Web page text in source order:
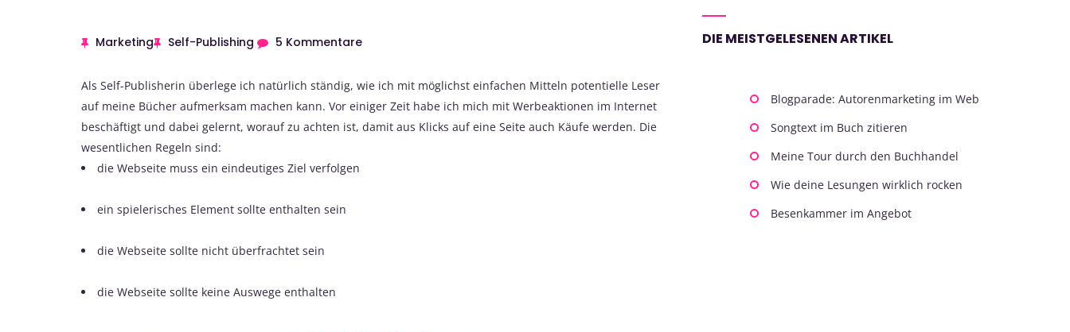
Marketing Self-Publishing 5 Kommentare
Als Self-Publisherin überlege ich natürlich ständig, wie ich mit möglichst einfachen Mitteln potentielle Leser
auf meine Bücher aufmerksam machen kann. Vor einiger Zeit habe ich mich mit Werbeaktionen im Internet
beschäftigt und dabei gelernt, worauf zu achten ist, damit aus Klicks auf eine Seite auch Käufe werden. Die
wesentlichen Regeln sind:
die Webseite muss ein eindeutiges Ziel verfolgen
ein spielerisches Element sollte enthalten sein
die Webseite sollte nicht überfrachtet sein
die Webseite sollte keine Auswege enthalten
DIE MEISTGELESENEN ARTIKEL
Blogparade: Autorenmarketing im Web
Songtext im Buch zitieren
Meine Tour durch den Buchhandel
Wie deine Lesungen wirklich rocken
Besenkammer im Angebot